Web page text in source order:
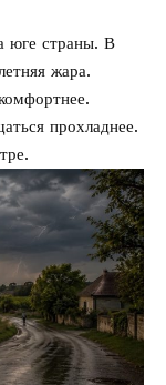
юге страны. В
жара.
прохладнее.